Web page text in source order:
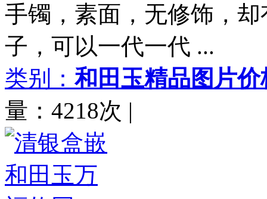
手镯，素面，无修饰，
子，可以一代一代 ...
类别：和田玉精品图片价
量：4218次 |